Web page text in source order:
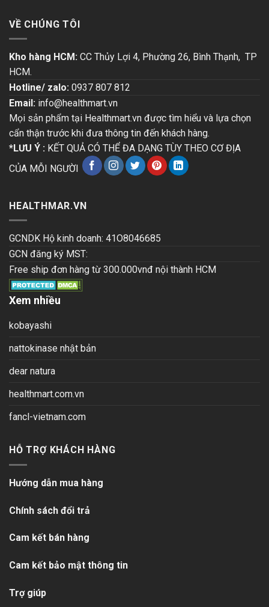
VỀ CHÚNG TÔI
Kho hàng HCM: CC Thủy Lợi 4, Phường 26, Bình Thạnh, TP
HCM.
Hotline/ zalo: 0937 807 812
Email: info@healthmart.vn
Mọi sản phẩm tại Healthmart.vn được tìm hiểu và lựa chọn
cẩn thận trước khi đưa thông tin đến khách hàng.
*LƯU Ý : KẾT QUẢ CÓ THỂ ĐA DẠNG TÙY THEO CƠ ĐỊA
CỦA MỖI NGƯỜI
HEALTHMAR.VN
GCNDK Hộ kinh doanh: 41O8046685
GCN đăng ký MST:
Free ship đơn hàng từ 300.000vnđ nội thành HCM
Xem nhiều
kobayashi
nattokinase nhật bản
dear natura
healthmart.com.vn
fancl-vietnam.com
HỖ TRỢ KHÁCH HÀNG
Hướng dẫn mua hàng
Chính sách đổi trả
Cam kết bán hàng
Cam kết bảo mật thông tin
Trợ giúp